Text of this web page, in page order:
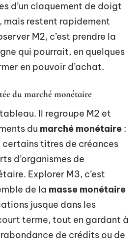
d’un claquement de doigt
mais restent rapidement
M2, c’est prendre la
qui pourrait, en quelques
en pouvoir d’achat.
du marché monétaire
Il regroupe M2 et
du marché monétaire :
certains titres de créances
d’organismes de
Explorer M3, c’est
de la masse monétaire
jusque dans les
terme, tout en gardant à
de crédits ou de